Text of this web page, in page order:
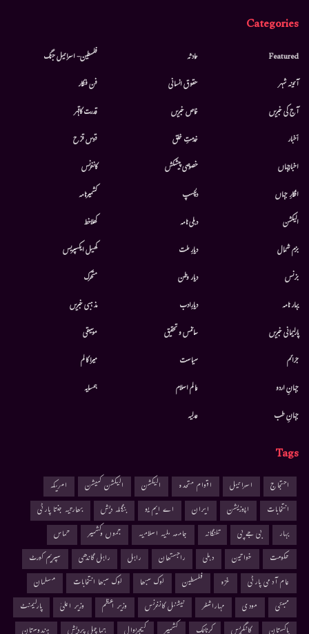
Categories
Featured
آئینہ شہر
آج کی خبریں
أخبار
اخبارجہاں
افکارِ جہاں
الیکشن
بزم شمال
بزنس
بہار نامہ
پارلیمانی خبریں
جرائم
جہانِ اردو
جہانِ طب
حادثہ
حقوق انسانی
خاص خبریں
خدمتِ خلق
خصوصی پیشکش
دلچسپ
دہلی نامہ
دیارِ ملت
دیار وطن
دیارِادب
سائنس و تحقیق
سیاست
عالم اسلام
عدلیہ
فلسطین- اسرائیل جنگ
فن فنکار
قدرت کاقہر
قوس قزح
کانفرنس
کشمیرنامہ
کھلاخط
کھیل ایکسپریس
متحرك
مذہبی خبریں
موسيقى
میرا کالم
ہمسایہ
Tags
احتجاج اسرائیل اقوام متحدہ الیکشن الیکشن کمیشن
امریکہ
انتخابات
اپوزیشن ایران اے ایم یو بنگلہ دیش
بھارتیہ جنتا پارٹی
بہار
بی جے پی تلنگانہ جامعہ ملیہ اسلامیہ جموں وکشمیر
حماس
حکومت
خواتین دہلی راجستھان راہل راہل گاندھی
سپریم کورٹ
عام آدمی پارٹی
غزہ فلسطین لوک سبھا لوک سبھا انتخابات
مسلمان
ممبئی
مودی مہاراشٹر نیشنل کانفرنس وزیر اعظم وزیر اعلیٰ
پارلیمنٹ